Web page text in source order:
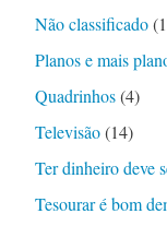
Não classificado
Planos e mais
Quadrinhos(4)
Televisão(14)
Ter dinheiro deve
Tesourar é bom